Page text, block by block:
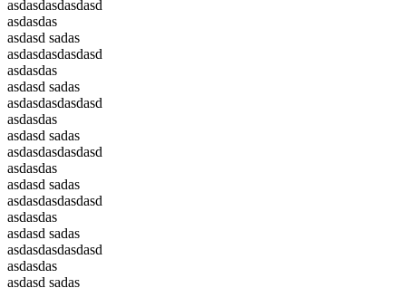
asdasdasdasdasd
asdasdas
asdasd sadas
asdasdasdasdasd
asdasdas
asdasd sadas
asdasdasdasdasd
asdasdas
asdasd sadas
asdasdasdasdasd
asdasdas
asdasd sadas
asdasdasdasdasd
asdasdas
asdasd sadas
asdasdasdasdasd
asdasdas
asdasd sadas